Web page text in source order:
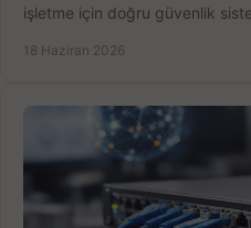
işletme için doğru güvenlik
18 Haziran 2026